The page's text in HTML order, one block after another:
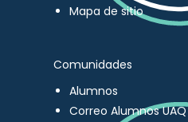
Mapa de sitio
Comunidades
Alumnos
Correo Alumnos UAQ